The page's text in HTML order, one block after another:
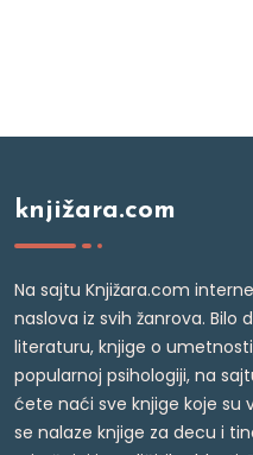
knjižara.com
Na sajtu Knjižara.com
naslova iz svih žanrova.
literaturu, knjige o
popularnoj psihologiji, na
ćete naći sve knjige koje su
se nalaze knjige za decu i